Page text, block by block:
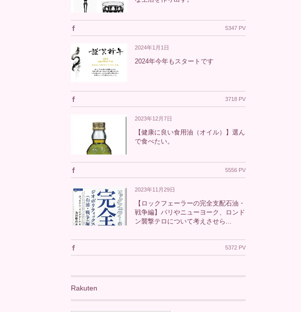
5347 PV
2024年1月1日
2024年今年もスタートです
3718 PV
2023年12月7日
【健康に良い食用油（オイル）】選ん
で食べたい。
5556 PV
2023年11月29日
【ロックフェーラーの完全支配石油・
戦争編】パリやニューヨーク、ロンド
ン襲撃テロについて考えさせら...
5372 PV
Rakuten